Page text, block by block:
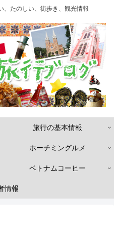
、たのしい、街歩き、観光情報
旅行の基本情報
ホーチミングルメ
ベトナムコーヒー
情報